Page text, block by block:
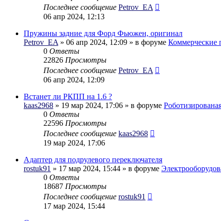
Последнее сообщение Petrov_EA
06 апр 2024, 12:13
Пружины задние для Форд Фьюжен, оригинал
Petrov_EA » 06 апр 2024, 12:09 » в форуме Коммерческие
0 Ответы
22826 Просмотры
Последнее сообщение Petrov_EA
06 апр 2024, 12:09
Встанет ли РКПП на 1.6 ?
kaas2968 » 19 мар 2024, 17:06 » в форуме
0 Ответы
22596 Просмотры
Последнее сообщение kaas2968
19 мар 2024, 17:06
Адаптер для подрулевого переключателя
rostuk91 » 17 мар 2024, 15:44 » в форуме
0 Ответы
18687 Просмотры
Последнее сообщение rostuk91
17 мар 2024, 15:44